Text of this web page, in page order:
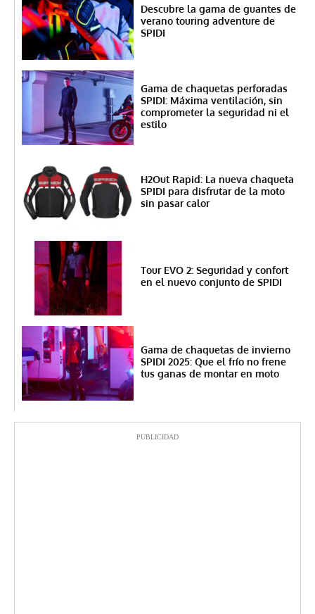
Descubre la gama de guantes de
verano touring adventure de
SPIDI
Gama de chaquetas perforadas
SPIDI: Máxima ventilación, sin
comprometer la seguridad ni el
estilo
H2Out Rapid: La nueva chaqueta
SPIDI para disfrutar de la moto
sin pasar calor
Tour EVO 2: Seguridad y confort
en el nuevo conjunto de SPIDI
Gama de chaquetas de invierno
SPIDI 2025: Que el frío no frene
tus ganas de montar en moto
PUBLICIDAD